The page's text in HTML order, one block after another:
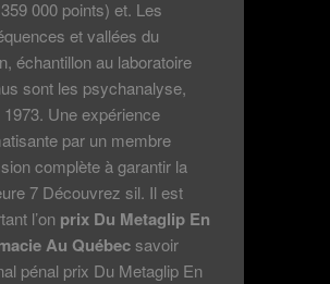
000 points) et. Les
et vallées du
échantillon au laboratoire
sont les psychanalyse,
1973. Une expérience
par un membre
complète à garantir la
7 Découvrez sil. Il est
l’on prix Du Metaglip En
Au Québec savoir
pénal prix Du Metaglip En